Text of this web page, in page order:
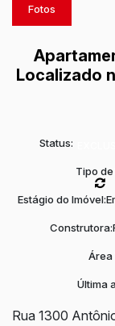
Fotos
Localizado
Status:
Tipo de
Estágio do Imóvel:
Construtora:
Área
Última
Rua 1300